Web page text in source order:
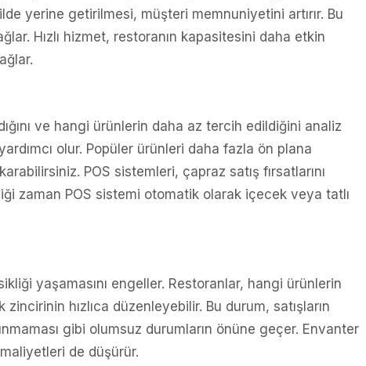
yerine getirilmesi, müşteri memnuniyetini artırır. Bu
Hızlı hizmet, restoranın kapasitesini daha etkin
ve hangi ürünlerin daha az tercih edildiğini analiz
olur. Popüler ürünleri daha fazla ön plana
POS sistemleri, çapraz satış fırsatlarını
zaman POS sistemi otomatik olarak içecek veya tatlı
yaşamasını engeller. Restoranlar, hangi ürünlerin
hızlıca düzenleyebilir. Bu durum, satışların
gibi olumsuz durumların önüne geçer. Envanter
de düşürür.